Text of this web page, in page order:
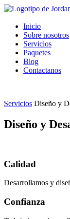
Inicio
Sobre nosotros
Servicios
Paquetes
Blog
Contactanos
Servicios Diseño y
Diseño y
Calidad
Desarrollamos y
Confianza